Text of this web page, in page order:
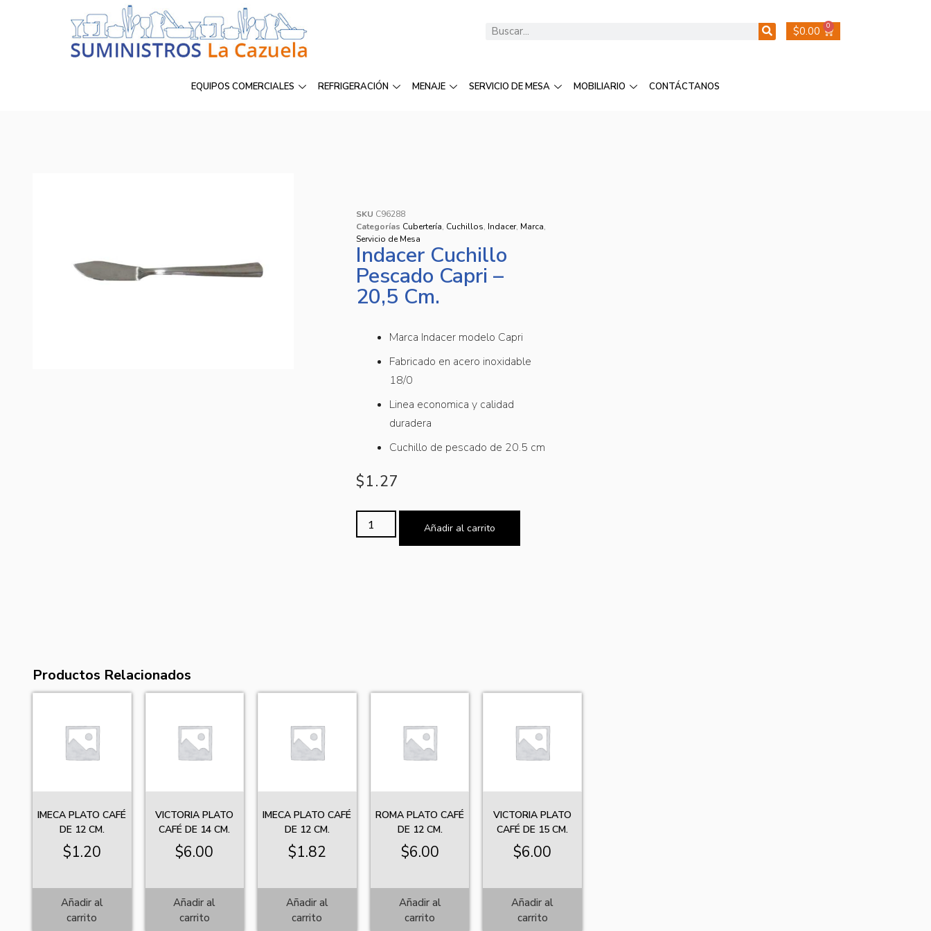
$0.00 0
EQUIPOS COMERCIALES REFRIGERACIÓN MENAJE SERVICIO DE MESA MOBILIARIO CONTÁCTANOS
SKU C96288
Categorías Cubertería, Cuchillos, Indacer, Marca,
Servicio de Mesa
Indacer Cuchillo
Pescado Capri –
20,5 Cm.
Marca Indacer modelo Capri
Fabricado en acero inoxidable
18/0
Linea economica y calidad
duradera
Cuchillo de pescado de 20.5 cm
$1.27
Añadir al carrito
Productos Relacionados
IMECA PLATO CAFÉ
DE 12 CM.
$1.20
Añadir al
carrito
VICTORIA PLATO
CAFÉ DE 14 CM.
$6.00
Añadir al
carrito
IMECA PLATO CAFÉ
DE 12 CM.
$1.82
Añadir al
carrito
ROMA PLATO CAFÉ
DE 12 CM.
$6.00
Añadir al
carrito
VICTORIA PLATO
CAFÉ DE 15 CM.
$6.00
Añadir al
carrito